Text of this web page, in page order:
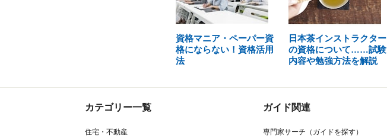
資格マニア・ペーパー資
格にならない！資格活用
法
日本茶インストラクター
の資格について……試験
内容や勉強方法を解説
カテゴリー一覧
住宅・不動産
ガイド関連
専門家サーチ（ガイドを探す）